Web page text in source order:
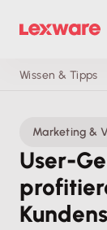
Wissen & Tipps
Marketing &
User-